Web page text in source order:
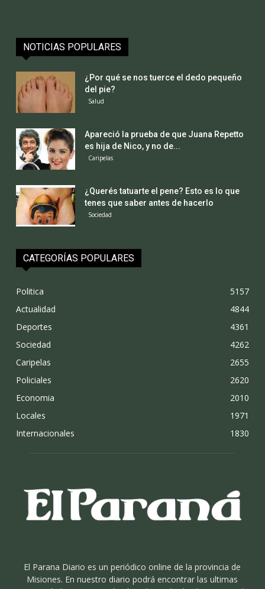
NOTICIAS POPULARES
¿Por qué se nos tuerce el dedo pequeño
del pie?
Salud
Apareció la prueba de que Juana Repetto
es hija de Nico, y no de...
Caripelas
¿Querés tatuarte el pene? Esto es lo que
tenes que saber antes de hacerlo
Sociedad
CATEGORÍAS POPULARES
Politica
5157
Actualidad
4844
Deportes
4361
Sociedad
4262
Caripelas
2655
Policiales
2620
Economia
2010
Locales
1971
Internacionales
1830
El Parana Diario es un periódico online de la provincia de
Misiones. En nuestro diario podrá encontrar las ultimas